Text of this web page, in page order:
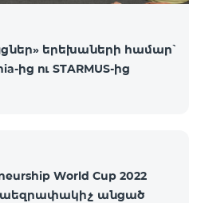
երեխաների համար՝
ից ու STARMUS-ից
World Cup 2022
անցած